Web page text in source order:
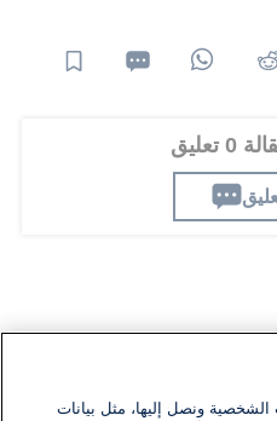
تعليق
كن الأول!
الشخصية ونصل إليها، مثل بيانات